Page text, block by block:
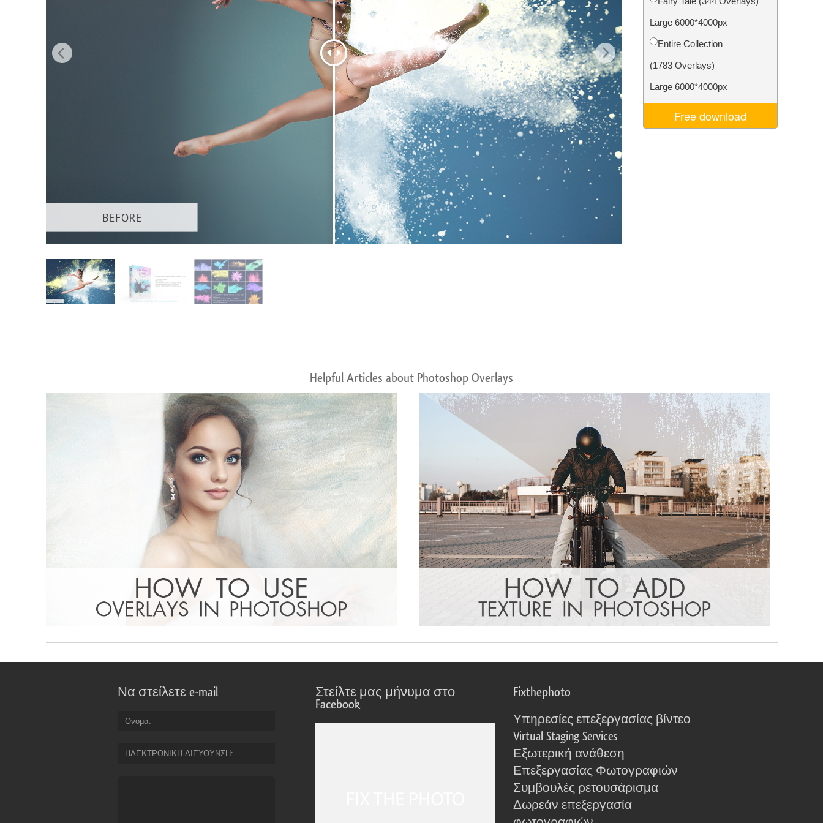
Επεξεργασία
φωτογραφιών προϊόντος
Επεξεργασία Δεδομένα Εκπαίδευσης AI Video Editing Services
Large 6000*4000px
Entire Collection
(1783 Overlays)
Large 6000*4000px
Free download
Helpful Articles about Photoshop Overlays
Να στείλετε e-mail
Ονομα
ΗΛΕΚΤΡΟΝΙΚΗ ΔΙΕΥΘΥΝΣΗ
Στείλτε μας μήνυμα στο
Facebook
Fixthephoto
Υπηρεσίες επεξεργασίας βίντεο
Virtual Staging Services
Εξωτερική ανάθεση
Επεξεργασίας Φωτογραφιών
Συμβουλές ρετουσάρισμα
Δωρεάν επεξεργασία